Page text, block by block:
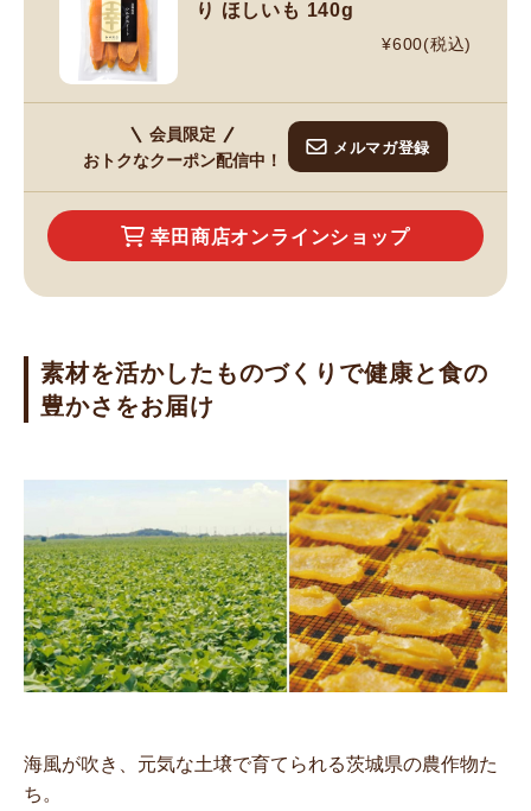
り ほしいも 140g
¥600(税込)
会員限定
おトクなクーポン配信中！
メルマガ登録
幸田商店オンラインショップ
素材を活かしたものづくりで健康と食の
豊かさをお届け
海風が吹き、元気な土壌で育てられる茨城県の農作物た
ち。